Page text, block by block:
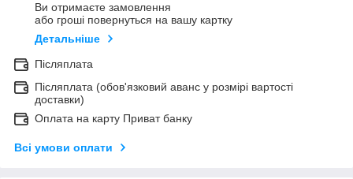
Ви отримаєте замовлення
або гроші повернуться на вашу картку
Детальніше
Післяплата
Післяплата (обов'язковий аванс у розмірі вартості
доставки)
Оплата на карту Приват банку
Всі умови оплати